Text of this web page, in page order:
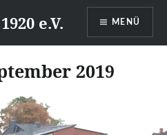
e.V. MENÜ
2019